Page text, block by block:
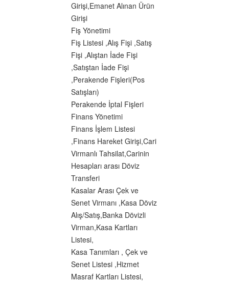
Girişi,Emanet Alınan Ürün
Girişi
Fiş Yönetimi
Fiş Listesi ,Alış Fişi ,Satış
Fişi ,Alıştan İade Fişi
,Satıştan İade Fişi
,Perakende Fişleri(Pos
Satışları)
Perakende İptal Fişleri
Finans Yönetimi
Finans İşlem Listesi
,Finans Hareket Girişi,Cari
Virmanlı Tahsilat,Carinin
Hesapları arası Döviz
Transferi
Kasalar Arası Çek ve
Senet Virmanı ,Kasa Döviz
Alış/Satış,Banka Dövizli
Virman,Kasa Kartları
Listesi,
Kasa Tanımları , Çek ve
Senet Listesi ,Hizmet
Masraf Kartları Listesi,